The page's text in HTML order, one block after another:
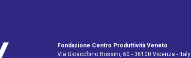
Fondazione Centro Produttività Veneto
Via Gioacchino Rossini, 60 - 36100 Vicenza - Italy